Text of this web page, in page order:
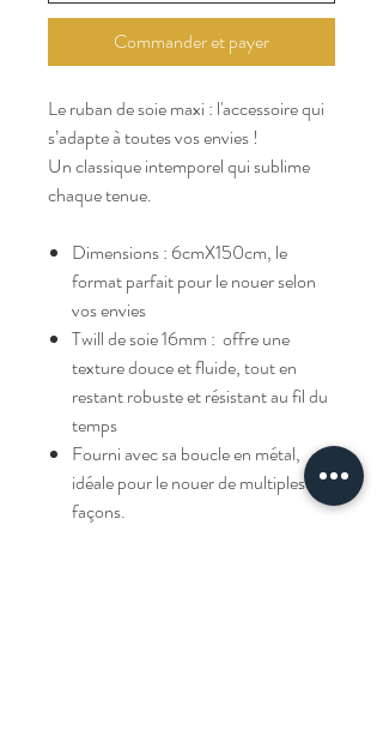
Commander et payer
Le ruban de soie maxi : l'accessoire qui
s’adapte à toutes vos envies !
Un classique intemporel qui sublime
chaque tenue.
Dimensions : 6cmX150cm, le
format parfait pour le nouer selon
vos envies
Twill de soie 16mm : offre une
texture douce et fluide, tout en
restant robuste et résistant au fil du
temps
Fourni avec sa boucle en métal,
idéale pour le nouer de multiples
façons.